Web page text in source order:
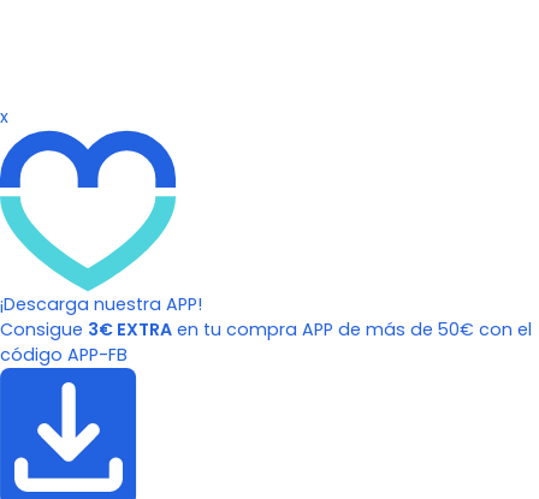
x
¡Descarga nuestra APP!
Consigue 3€ EXTRA en tu compra APP de más de 50€ con el
código APP-FB